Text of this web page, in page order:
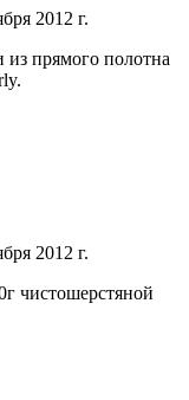
2012 г.
прямого полотна
2012 г.
чистошерстяной